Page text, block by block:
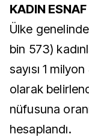
KADIN
Ülke
bin 573)
sayısı 1
olarak
nüfusuna
hesaplandı.